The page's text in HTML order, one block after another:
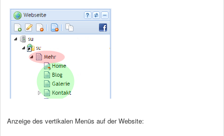
Anzeige des vertikalen Menüs auf der Website: